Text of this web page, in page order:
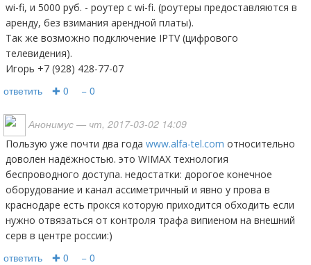
wi-fi, и 5000 руб. - роутер с wi-fi. (роутеры предоставляются в
аренду, без взимания арендной платы).
Так же возможно подключение IPTV (цифрового
телевидения).
Игорь +7 (928) 428-77-07
ответить ✚ 0 − 0
Анонимус — чт, 2017-03-02 14:09
Пользую уже почти два года www.alfa-tel.com относительно
доволен надёжностью. это WIMAX технология
беспроводного доступа. недостатки: дорогое конечное
оборудование и канал ассиметричный и явно у прова в
краснодаре есть прокся которую приходится обходить если
нужно отвязаться от контроля трафа випиеном на внешний
серв в центре россии:)
ответить ✚ 0 − 0